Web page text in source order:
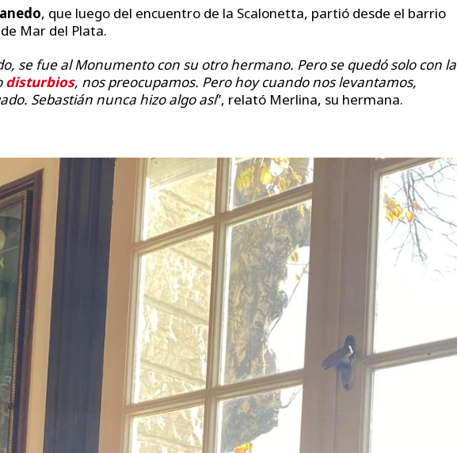
, que luego del encuentro de la Scalonetta, partió desde el barrio
Mar del Plata.
se fue al Monumento con su otro hermano. Pero se quedó solo con la
disturbios, nos preocupamos. Pero hoy cuando nos levantamos,
Sebastián nunca hizo algo así”, relató Merlina, su hermana.